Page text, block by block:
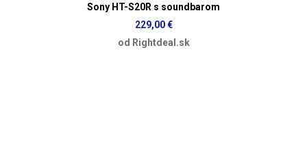
Sony HT-S20R s soundbarom
229,00 €
od Rightdeal.sk